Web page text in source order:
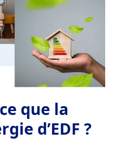
que la
d’EDF ?